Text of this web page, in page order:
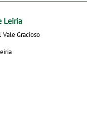
Leiria
Vale Gracioso